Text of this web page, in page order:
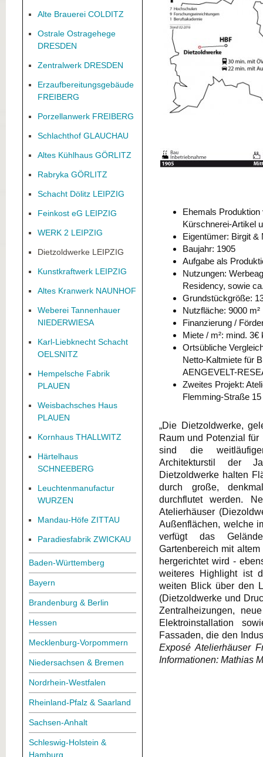
Alte Brauerei COLDITZ
Ostrale Ostragehege
DRESDEN
Zentralwerk DRESDEN
Erzaufbereitungsgebäude
FREIBERG
Porzellanwerk FREIBERG
Schlachthof GLAUCHAU
Altes Kühlhaus GÖRLITZ
Rabryka GÖRLITZ
Schacht Dölitz LEIPZIG
Feinkost eG LEIPZIG
WERK 2 LEIPZIG
Dietzoldwerke LEIPZIG
Kunstkraftwerk LEIPZIG
Altes Kranwerk NAUNHOF
Weberei Tannenhauer
NIEDERWIESA
Karl-Liebknecht Schacht
OELSNITZ
Hempelsche Fabrik
PLAUEN
Weisbachsches Haus
PLAUEN
Kornhaus THALLWITZ
Härtelhaus
SCHNEEBERG
Leuchtenmanufactur
WURZEN
Mandau-Höfe ZITTAU
Paradiesfabrik ZWICKAU
Baden-Württemberg
Bayern
Brandenburg & Berlin
Hessen
Mecklenburg-Vorpommern
Niedersachsen & Bremen
Nordrhein-Westfalen
Rheinland-Pfalz & Saarland
Sachsen-Anhalt
Schleswig-Holstein &
Hamburg
Ehemals
Kürschnerei-Artikel
Eigentümer: Birgit &
Baujahr: 1905
Aufgabe als
Nutzungen:
Residency, sowie
Grundstückgröße:
Nutzfläche: 9000 m²
Finanzierung /
Miete / m²: mind. 3€
Ortsübliche
Netto-Kaltmiete für
AENGEVELT-
Zweites Projekt:
Flemming-Straße 15
„Die Dietzoldwerke,
Raum und Potenzial für
sind die
Architekturstil der
Dietzoldwerke halten
durch große,
durchflutet werden.
Atelierhäuser
Außenflächen, welche
verfügt das
Gartenbereich mit
hergerichtet wird -
weiteres Highlight ist
weiten Blick über den
(Dietzoldwerke und
Zentralheizungen,
Elektroinstallation
Fassaden, die den
Exposé Atelierhäuser
Informationen: Mathias